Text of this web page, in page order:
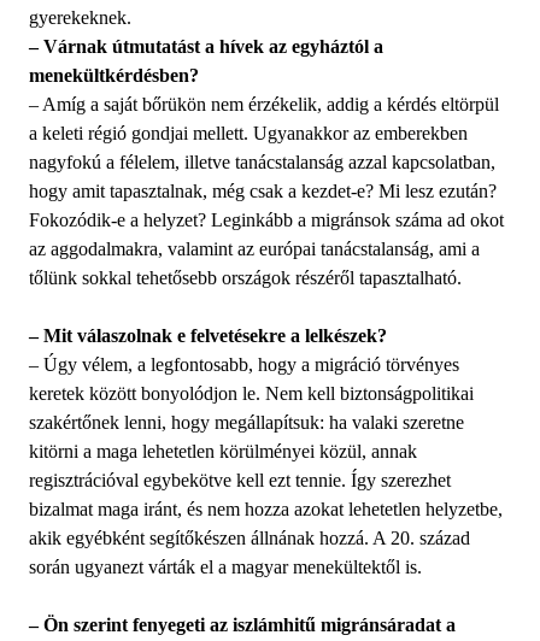
gyerekeknek.
– Várnak útmutatást a hívek az egyháztól a
menekültkérdésben?
– Amíg a saját bőrükön nem érzékelik, addig a kérdés eltörpül
a keleti régió gondjai mellett. Ugyanakkor az emberekben
nagyfokú a félelem, illetve tanácstalanság azzal kapcsolatban,
hogy amit tapasztalnak, még csak a kezdet-e? Mi lesz ezután?
Fokozódik-e a helyzet? Leginkább a migránsok száma ad okot
az aggodalmakra, valamint az európai tanácstalanság, ami a
tőlünk sokkal tehetősebb országok részéről tapasztalható.
– Mit válaszolnak e felvetésekre a lelkészek?
– Úgy vélem, a legfontosabb, hogy a migráció törvényes
keretek között bonyolódjon le. Nem kell biztonságpolitikai
szakértőnek lenni, hogy megállapítsuk: ha valaki szeretne
kitörni a maga lehetetlen körülményei közül, annak
regisztrációval egybekötve kell ezt tennie. Így szerezhet
bizalmat maga iránt, és nem hozza azokat lehetetlen helyzetbe,
akik egyébként segítőkészen állnának hozzá. A 20. század
során ugyanezt várták el a magyar menekültektől is.
– Ön szerint fenyegeti az iszlámhitű migránsáradat a